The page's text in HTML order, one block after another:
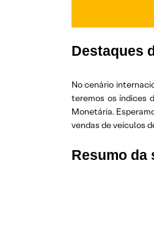
Destaques
No cenário
teremos os índices
Monetária.
vendas de veículos
Resumo da